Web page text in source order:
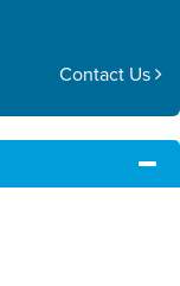
Contact Us